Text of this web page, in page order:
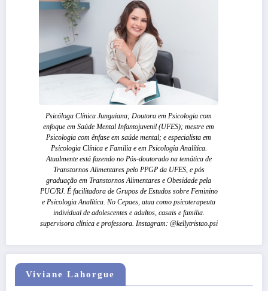
Psicóloga Clínica Junguiana; Doutora em Psicologia com
enfoque em Saúde Mental Infantojuvenil (UFES); mestre em
Psicologia com ênfase em saúde mental; e especialista em
Psicologia Clínica e Familia e em Psicologia Analítica.
Atualmente está fazendo no Pós-doutorado na temática de
Transtornos Alimentares pelo PPGP da UFES, e pós
graduação em Transtornos Alimentares e Obesidade pela
PUC/RJ. É facilitadora de Grupos de Estudos sobre Feminino
e Psicologia Analítica. No Cepaes, atua como psicoterapeuta
individual de adolescentes e adultos, casais e familia.
supervisora clínica e professora. Instagram: @kellytristao.psi
Viviane Lahorgue